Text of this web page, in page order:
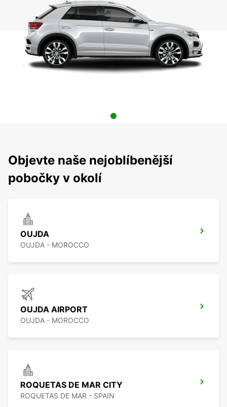
Objevte naše nejoblíbenější
pobočky v okolí
OUJDA
OUJDA - MOROCCO
OUJDA AIRPORT
OUJDA - MOROCCO
ROQUETAS DE MAR CITY
ROQUETAS DE MAR - SPAIN